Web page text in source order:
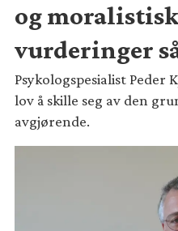
og
vurderinger
Psykologspesialist Peder
lov å skille seg av den
avgjørende.